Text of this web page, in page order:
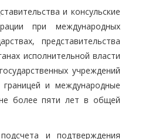
и консульские
при международных
представительства
исполнительной власти
учреждений
и международные
не более пяти лет в общей
и подтверждения